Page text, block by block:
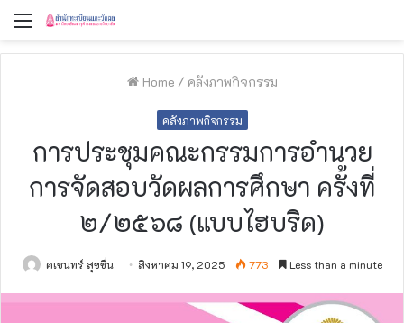
Menu
Home / คลังภาพกิจกรรม
คลังภาพกิจกรรม
การประชุมคณะกรรมการอำนวย
การจัดสอบวัดผลการศึกษา ครั้งที่
๒/๒๕๖๘ (แบบไฮบริด)
คเชนทร์ สุขชื่น สิงหาคม 19, 2025 773 Less than a minute